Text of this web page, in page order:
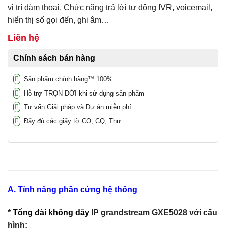
vị trí đàm thoại. Chức năng trả lời tự động IVR, voicemail,
hiển thị số gọi đến, ghi âm…
Liên hệ
Chính sách bán hàng
Sản phẩm chính hãng™ 100%
Hỗ trợ TRỌN ĐỜI khi sử dụng sản phẩm
Tư vấn Giải pháp và Dự án miễn phí
Đẩy đủ các giấy tờ CO, CQ, Thư...
A. Tính năng phần cứng hệ thống
* Tổng đài không dây IP grandstream GXE5028 với cấu
hình: